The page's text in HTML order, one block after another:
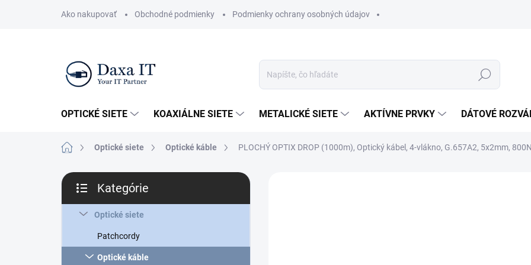
Ako nakupovať Obchodné podmienky Podmienky ochrany osobných údajov
Hľadať
OPTICKÉ SIETE KOAXIÁLNE SIETE METALICKÉ SIETE AKTÍVNE PRVKY DÁTOVÉ
DomovOptické siete Optické káble PLOCHÝ OPTIX DROP (1000m), Optický kábel, 4-vlákno, G.657A2, 5x2mm, 800N
B
č
p
kategórie
Kategórie
Optické siete
Patchcordy
Optické káble